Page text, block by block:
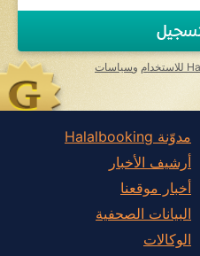
وسياسات
مدوّنة Halalbooking
أرشيف الأخبار
أخبار موقعنا
البيانات الصحفية
الوكالات